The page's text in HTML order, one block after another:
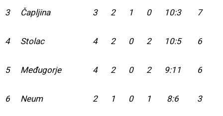
3 Čapljina 3 2 1 0 10:3 7
4 Stolac 4 2 0 2 10:5 6
5 Međugorje 4 2 0 2 9:11 6
6 Neum 2 1 0 1 8:6 3